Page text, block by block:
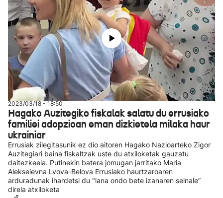
2023/03/18 - 18:50
Hagako Auzitegiko fiskalak salatu du errusiako
familiei adopzioan eman dizkietela milaka haur
ukrainiar
Errusiak zilegitasunik ez dio aitoren Hagako Nazioarteko Zigor
Auzitegiari baina fiskaltzak uste du atxiloketak gauzatu
daitezkeela. Putinekin batera jomugan jarritako Maria
Alekseievna Lvova-Belova Errusiako haurtzaroaren
arduradunak ihardetsi du "lana ondo bete izanaren seinale”
direla atxiloketa